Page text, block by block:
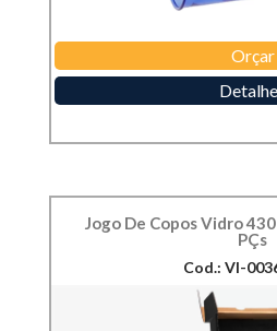
Orçar
Jogo De Copos Vidro
PÇs
Cod.: VI-